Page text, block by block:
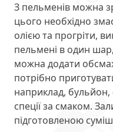
З пельменів можна
цього необхідно
олією та прогріти,
пельмені в один
можна додати
потрібно
наприклад, бульйон,
спеції за смаком.
підготовленою